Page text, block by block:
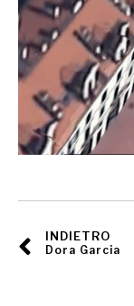
INDIETRO
Dora Garcia